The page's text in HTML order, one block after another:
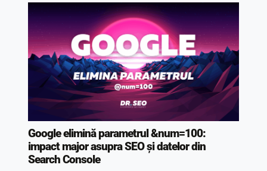
Google elimină parametrul &num=100:
impact major asupra SEO și datelor din
Search Console